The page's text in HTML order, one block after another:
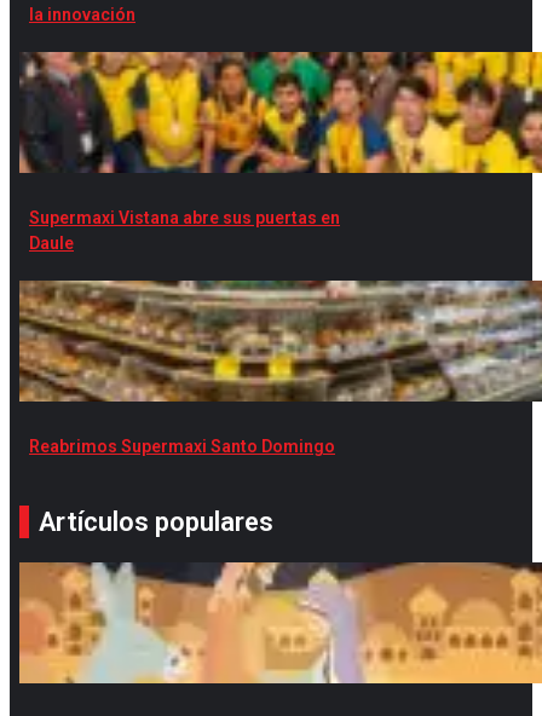
la innovación
Supermaxi Vistana abre sus puertas en
Daule
Reabrimos Supermaxi Santo Domingo
Artículos populares